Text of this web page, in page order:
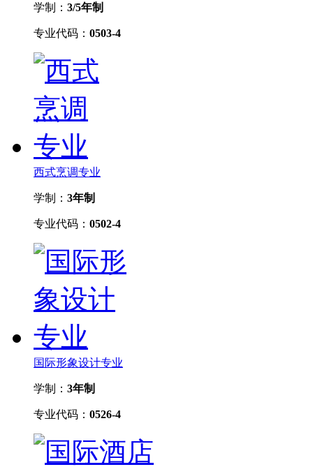
学制： 3/5年制
专业代码： 0503-4
西式烹调专业
学制： 3年制
专业代码： 0502-4
国际形象设计专业
学制： 3年制
专业代码： 0526-4